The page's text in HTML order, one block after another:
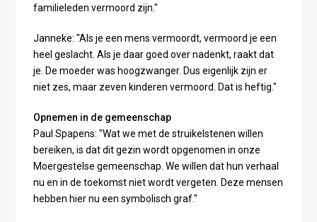
familieleden vermoord zijn."
Janneke: "Als je een mens vermoordt, vermoord je een
heel geslacht. Als je daar goed over nadenkt, raakt dat
je. De moeder was hoogzwanger. Dus eigenlijk zijn er
niet zes, maar zeven kinderen vermoord. Dat is heftig."
Opnemen in de gemeenschap
Paul Spapens: "Wat we met de struikelstenen willen
bereiken, is dat dit gezin wordt opgenomen in onze
Moergestelse gemeenschap. We willen dat hun verhaal
nu en in de toekomst niet wordt vergeten. Deze mensen
hebben hier nu een symbolisch graf."